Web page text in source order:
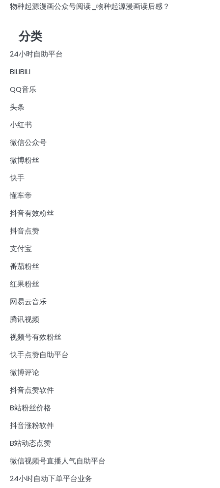
物种起源漫画公众号阅读_物种起源漫画读后感？
分类
24小时自助平台
BILIBILI
QQ音乐
头条
小红书
微信公众号
微博粉丝
快手
懂车帝
抖音有效粉丝
抖音点赞
支付宝
番茄粉丝
红果粉丝
网易云音乐
腾讯视频
视频号有效粉丝
快手点赞自助平台
微博评论
抖音点赞软件
B站粉丝价格
抖音涨粉软件
B站动态点赞
微信视频号直播人气自助平台
24小时自动下单平台业务